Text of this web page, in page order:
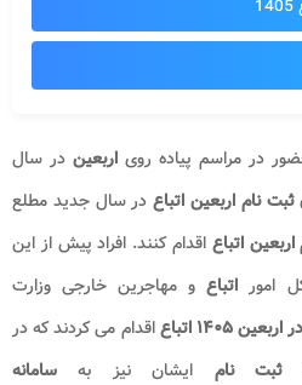
در مراسم پیاده روی اربعین در سال
ثبت نام اربعین اتباعدر سال جدید مطلع
اتباع اقدام کنند. افراد پیش از این
امور اتباع و مهاجرین خارجی وزارت
۱۴۰۵ اتباع
اقدام می کردند که در
ثبت نام ایشان نیز بهسامانه